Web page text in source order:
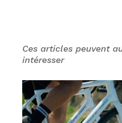
Ces articles peuvent
intéresser